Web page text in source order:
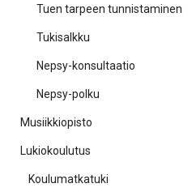
Tuen tarpeen tunnistaminen
Tukisalkku
Nepsy-konsultaatio
Nepsy-polku
Musiikkiopisto
Lukiokoulutus
Koulumatkatuki